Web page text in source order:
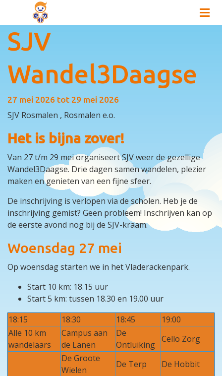
SJV
Wandel3Daagse
27 mei 2026 tot 29 mei 2026
SJV Rosmalen , Rosmalen e.o.
Het is bijna zover!
Van 27 t/m 29 mei organiseert SJV weer de gezellige
Wandel3Daagse. Drie dagen samen wandelen, plezier
maken en genieten van een fijne sfeer.
De inschrijving is verlopen via de scholen. Heb je de
inschrijving gemist? Geen probleem! Inschrijven kan op
de eerste avond nog bij de SJV-kraam.
Woensdag 27 mei
Op woensdag starten we in het Vladerackenpark.
Start 10 km: 18.15 uur
Start 5 km: tussen 18.30 en 19.00 uur
18:15
18:30 18:45
19:00
Alle 10 km
wandelaars
Campus aan
de Lanen
De
Ontluiking
Cello Zorg
De Groote
Wielen
De Terp De Hobbit